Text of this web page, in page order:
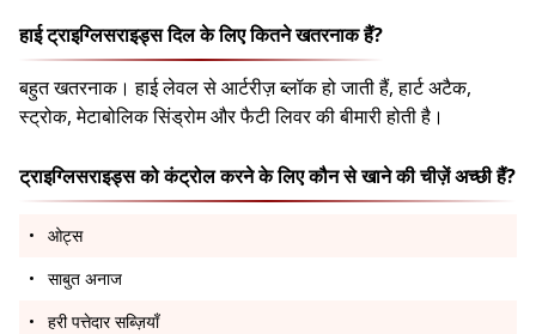
हाई ट्राइग्लिसराइड्स दिल के लिए कितने खतरनाक हैं?
बहुत खतरनाक। हाई लेवल से आर्टरीज़ ब्लॉक हो जाती हैं, हार्ट अटैक,
स्ट्रोक, मेटाबोलिक सिंड्रोम और फैटी लिवर की बीमारी होती है।
ट्राइग्लिसराइड्स को कंट्रोल करने के लिए कौन से खाने की चीज़ें अच्छी हैं?
ओट्स
साबुत अनाज
हरी पत्तेदार सब्ज़ियाँ